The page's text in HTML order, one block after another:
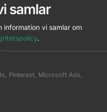
samlar
information vi samlar om
.
Pinterest, Microsoft Ads,